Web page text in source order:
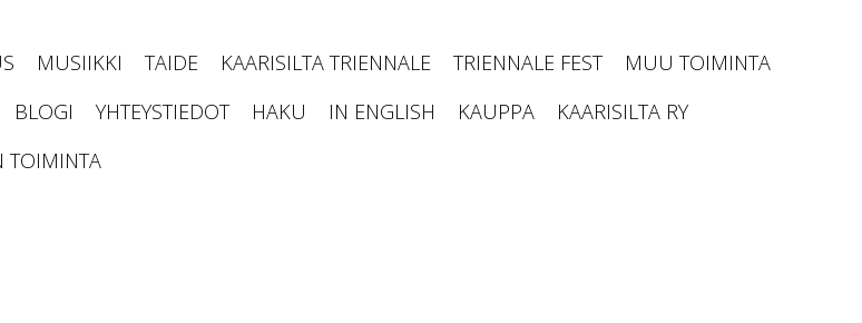
MUSIIKKI TAIDE KAARISILTA TRIENNALE TRIENNALE FEST
MUU TOIMINTA
BLOGI YHTEYSTIEDOT HAKU IN ENGLISH KAUPPA
KAARISILTA RY
TOIMINTA